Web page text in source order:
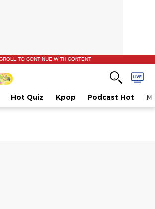
TO CONTINUE WITH CONTENT
Hot Quiz Kpop Podcast Hot